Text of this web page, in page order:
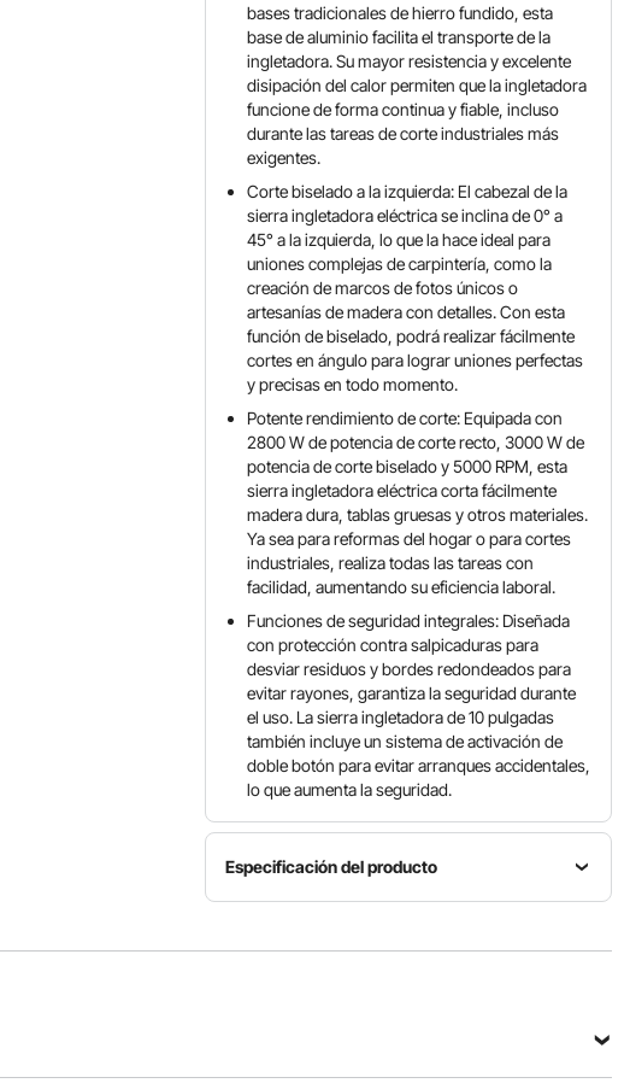
bases tradicionales de hierro fundido, esta
base de aluminio facilita el transporte de la
ingletadora. Su mayor resistencia y excelente
disipación del calor permiten que la ingletadora
funcione de forma continua y fiable, incluso
durante las tareas de corte industriales más
exigentes.
Corte biselado a la izquierda: El cabezal de la
sierra ingletadora eléctrica se inclina de 0° a
45° a la izquierda, lo que la hace ideal para
uniones complejas de carpintería, como la
creación de marcos de fotos únicos o
artesanías de madera con detalles. Con esta
función de biselado, podrá realizar fácilmente
cortes en ángulo para lograr uniones perfectas
y precisas en todo momento.
Potente rendimiento de corte: Equipada con
2800 W de potencia de corte recto, 3000 W de
potencia de corte biselado y 5000 RPM, esta
sierra ingletadora eléctrica corta fácilmente
madera dura, tablas gruesas y otros materiales.
Ya sea para reformas del hogar o para cortes
industriales, realiza todas las tareas con
facilidad, aumentando su eficiencia laboral.
Funciones de seguridad integrales: Diseñada
con protección contra salpicaduras para
desviar residuos y bordes redondeados para
evitar rayones, garantiza la seguridad durante
el uso. La sierra ingletadora de 10 pulgadas
también incluye un sistema de activación de
doble botón para evitar arranques accidentales,
lo que aumenta la seguridad.
Especificación del producto
de
Corte
Corte